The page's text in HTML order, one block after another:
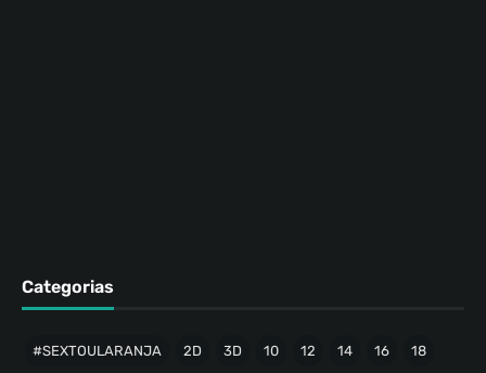
Categorias
#SEXTOULARANJA 2D 3D 10 12 14 16 18